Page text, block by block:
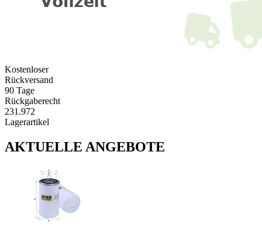
Kostenloser
Rückversand
90 Tage
Rückgaberecht
231.972
Lagerartikel
AKTUELLE ANGEBOTE